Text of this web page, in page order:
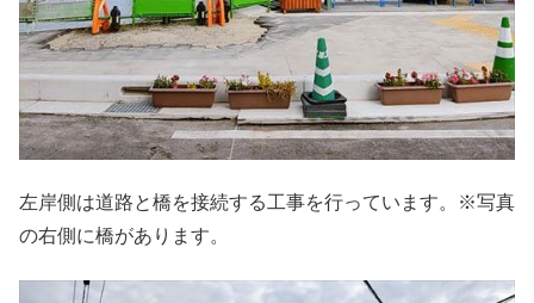
左岸側は道路と橋を接続する工事を行っています。※写真
の右側に橋があります。